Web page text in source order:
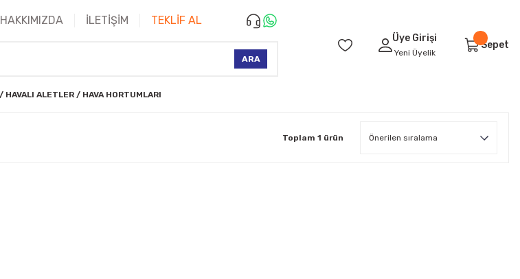
HAKKIMIZDA İLETİŞİM TEKLİF AL
ARA
Üye Girişi
Yeni Üyelik
Sepet
HAVALI ALETLER HAVA HORTUMLARI
Toplam 1 ürün